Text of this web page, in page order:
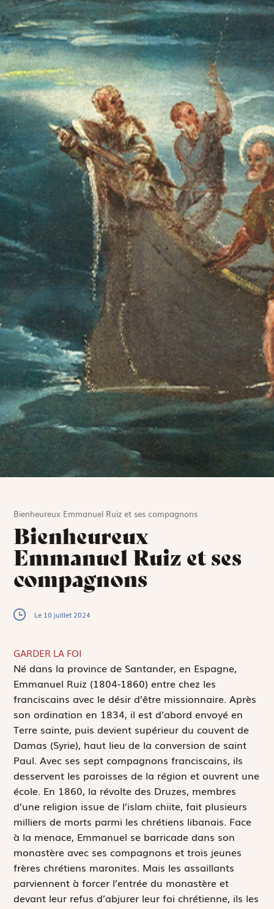
Bienheureux Emmanuel Ruiz et ses compagnons
Bienheureux
Emmanuel Ruiz et ses
compagnons
Le 10 juillet 2024
GARDER LA FOI
Né dans la province de Santander, en Espagne,
Emmanuel Ruiz (1804-1860) entre chez les
franciscains avec le désir d’être missionnaire. Après
son ordination en 1834, il est d’abord envoyé en
Terre sainte, puis devient supérieur du couvent de
Damas (Syrie), haut lieu de la conversion de saint
Paul. Avec ses sept compagnons franciscains, ils
desservent les paroisses de la région et ouvrent une
école. En 1860, la révolte des Druzes, membres
d’une religion issue de l’islam chiite, fait plusieurs
milliers de morts parmi les chrétiens libanais. Face
à la menace, Emmanuel se barricade dans son
monastère avec ses compagnons et trois jeunes
frères chrétiens maronites. Mais les assaillants
parviennent à forcer l’entrée du monastère et
devant leur refus d’abjurer leur foi chrétienne, ils les